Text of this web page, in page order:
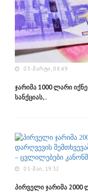
03-ᲛᲐᲠᲢᲘ, 08:49
ჯარიმა 1000 ლარი
სანქციას,..
01-ᲛᲐᲘ, 19:32
პირველი ჯარიმა 2000